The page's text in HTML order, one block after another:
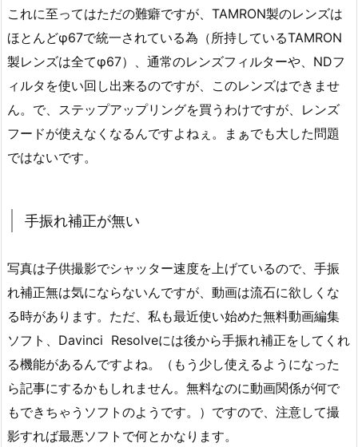
これに至ってはただの難癖ですが、TAMRON製のレンズは
ほとんどφ67で統一されている為（所持しているTAMRON
製レンズは全てφ67）、通常のレンズフィルターや、NDフ
ィルタを使い回し出来るのですが、このレンズはできませ
ん。で、ステップアップリングを買うわけですが、レンズ
フードが使えなくなるんですよねぇ。まぁでも大した問題
ではないです。
手振れ補正が無い
写真は子供撮影でシャッター速度を上げているので、手振
れ補正無は気にならないんですが、動画は流石に欲しくな
る時があります。ただ、私も最近使い始めた無料動画編集
ソフト、Davinci Resolveには後から手振れ補正をしてくれ
る機能があるんですよね。（もう少し使えるようになった
ら記事にするかもしれません。無料なのに動画関係が何で
もできちゃうソフトのようです。）ですので、注意して撮
影すれば最悪ソフトで何とかなります。